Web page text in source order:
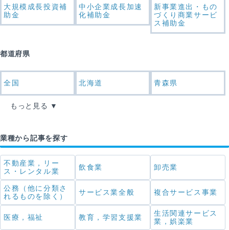
大規模成長投資補
助金
中小企業成長加速
化補助金
新事業進出・もの
づくり商業サービ
ス補助金
都道府県
全国 北海道 青森県
もっと見る
業種から記事を探す
不動産業，リー
ス・レンタル業
飲食業 卸売業
公務（他に分類さ
れるものを除く）
サービス業全般 複合サービス事業
医療，福祉 教育，学習支援業
生活関連サービス
業，娯楽業